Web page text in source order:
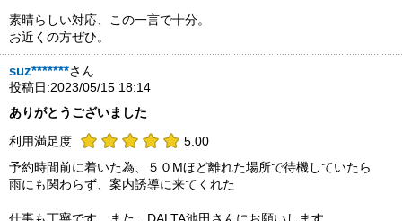
素晴らしい対応、この一言で十分。
お近くの方ぜひ。
suz*******さん
投稿日:2023/05/15 18:14
ありがとうございました
利用満足度
5.00
予約時間前に着いた為、５０Mほど離れた場所で待機していたら
雨にも関わらず、案内誘導に来てくれた